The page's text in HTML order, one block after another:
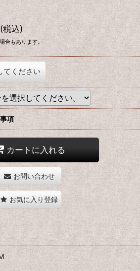
(税込)
合もあります。
てください
項
カートに入れる
お問い合わせ
お気に入り登録